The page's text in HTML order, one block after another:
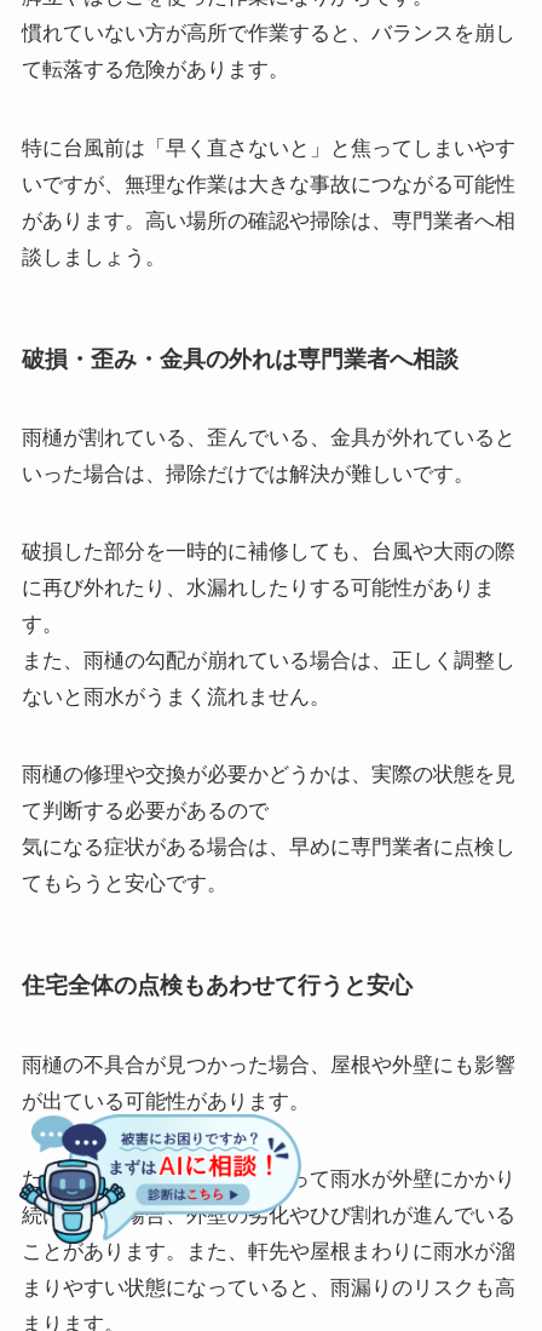
慣れていない方が高所で作業すると、バランスを崩し
て転落する危険があります。
特に台風前は「早く直さないと」と焦ってしまいやす
いですが、無理な作業は大きな事故につながる可能性
があります。高い場所の確認や掃除は、専門業者へ相
談しましょう。
破損・歪み・金具の外れは専門業者へ相談
雨樋が割れている、歪んでいる、金具が外れていると
いった場合は、掃除だけでは解決が難しいです。
破損した部分を一時的に補修しても、台風や大雨の際
に再び外れたり、水漏れしたりする可能性がありま
す。
また、雨樋の勾配が崩れている場合は、正しく調整し
ないと雨水がうまく流れません。
雨樋の修理や交換が必要かどうかは、実際の状態を見
て判断する必要があるので
気になる症状がある場合は、早めに専門業者に点検し
てもらうと安心です。
住宅全体の点検もあわせて行うと安心
雨樋の不具合が見つかった場合、屋根や外壁にも影響
が出ている可能性があります。
たとえば、雨樋の詰まりによって雨水が外壁にかかり
続けていた場合、外壁の劣化やひび割れが進んでいる
ことがあります。また、軒先や屋根まわりに雨水が溜
まりやすい状態になっていると、雨漏りのリスクも高
まります。